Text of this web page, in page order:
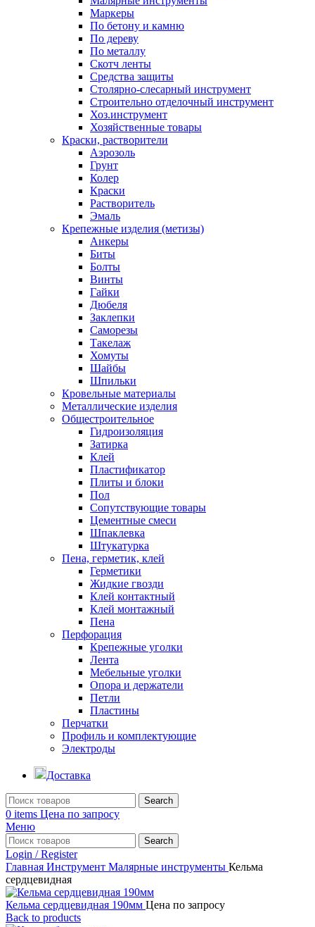
Маркеры
По бетону и камню
По дереву
По металлу
Скотч ленты
Средства защиты
Столярно-слесарный инструмент
Строительно отделочный инструмент
Хоз.инструмент
Хозяйственные товары
Краски, растворители
Аэрозоль
Грунт
Колер
Краски
Растворитель
Эмаль
Крепежные изделия (метизы)
Анкеры
Биты
Болты
Винты
Гайки
Дюбеля
Заклепки
Саморезы
Такелаж
Хомуты
Шайбы
Шпильки
Кровельные материалы
Металлические изделия
Общестроительное
Гидроизоляция
Затирка
Клей
Пластификатор
Плиты и блоки
Пол
Сопутствующие товары
Цементные смеси
Шпаклевка
Штукатурка
Пена, герметик, клей
Герметики
Жидкие гвозди
Клей контактный
Клей монтажный
Пена
Перфорация
Крепежные уголки
Лента
Мебельные уголки
Опора и держатели
Петли
Пластины
Перчатки
Профиль и комплектующие
Электроды
Доставка
Search
0 items Цена по запросу
Меню
Search
Login / Register
Главная Инструмент Малярные инструменты Кельма
сердцевидная
Кельма сердцевидная 190мм Цена по запросу
Back to products